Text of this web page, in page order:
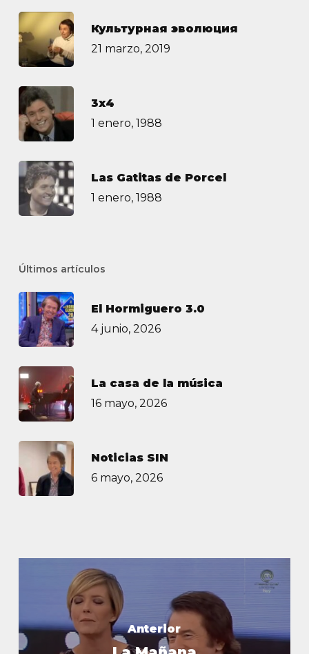
Культурная эволюция
21 marzo, 2019
3х4
1 enero, 1988
Las Gatitas de Porcel
1 enero, 1988
Últimos artículos
El Hormiguero 3.0
4 junio, 2026
La casa de la música
16 mayo, 2026
Noticias SIN
6 mayo, 2026
Anterior